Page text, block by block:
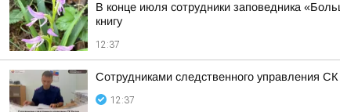
В конце июля сотрудники заповедника
книгу
12:37
Сотрудниками следственного управления
12:37